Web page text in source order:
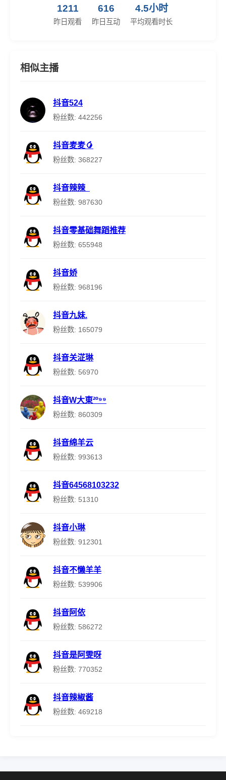
1211
昨日观看
616
昨日互动
4.5小时
平均观看时长
相似主播
抖音524
粉丝数: 442256
抖音麦麦🥭
粉丝数: 368227
抖音辣辣_
粉丝数: 987630
抖音零基础舞蹈推荐
粉丝数: 655948
抖音娇
粉丝数: 968196
抖音九妹.
粉丝数: 165079
抖音关淽琳
粉丝数: 56970
抖音W大東²º⁹⁹
粉丝数: 860309
抖音绵羊云
粉丝数: 993613
抖音64568103232
粉丝数: 51310
抖音小琳
粉丝数: 912301
抖音不懒羊羊
粉丝数: 539906
抖音阿依
粉丝数: 586272
抖音是阿雯呀
粉丝数: 770352
抖音辣椒酱
粉丝数: 469218